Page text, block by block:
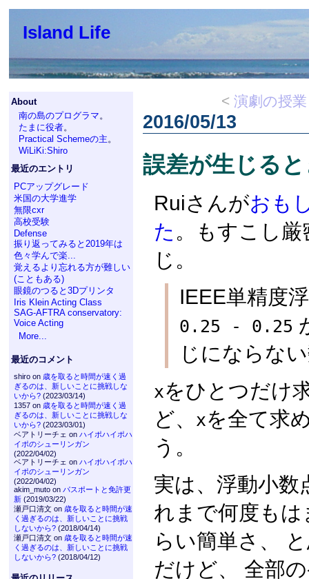
Island Life
About
南の島のプログラマ。
たまに役者。
Practical Schemeの主。
WiLiKi:Shiro
最近のエントリ
PCアップグレード
米国の大学進学
無限cxr
高校受験
Defense
振り返ってみると2019年は
色々学んで楽...
覚えるより忘れる方が難しい
(こともある)
眼鏡のつると3Dプリンタ
Iris Klein Acting Class
SAG-AFTRA conservatory:
Voice Acting
More...
最近のコメント
shiro on 歳を取ると時間が速く過
ぎるのは、新しいことに挑戦しな
いから?(2023/03/14)
1357 on 歳を取ると時間が速く過
ぎるのは、新しいことに挑戦しな
いから?(2023/03/01)
ベアトリーチェ on ハイポハイポハ
イポのシューリンガン
(2022/04/02)
ベアトリーチェ on ハイポハイポハ
イポのシューリンガン
(2022/04/02)
akim_muto on パスポートと免許更
新(2019/03/22)
瀬戸口清文 on 歳を取ると時間が速
く過ぎるのは、新しいことに挑戦
しないから?(2018/04/14)
瀬戸口清文 on 歳を取ると時間が速
く過ぎるのは、新しいことに挑戦
しないから?(2018/04/12)
< 演劇の授業
2016/05/13
誤差が生じる
Ruiさんがおも
た 。もすこし
じ。
IEEE単精度
0.25 - 0.25
じにならな
xをひとつだけ
ど、
xを全て求
う。
実は、浮動小数
れまで何度も
らい簡単さ、
だけど、 全部